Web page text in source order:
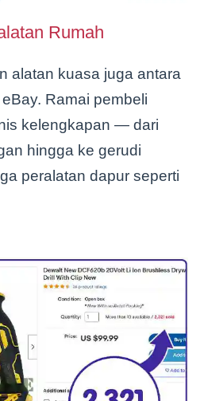
Rumah
alatan kuasa juga antara
Ramai pembeli
kelengkapan — dari
hingga ke gerudi
peralatan dapur seperti